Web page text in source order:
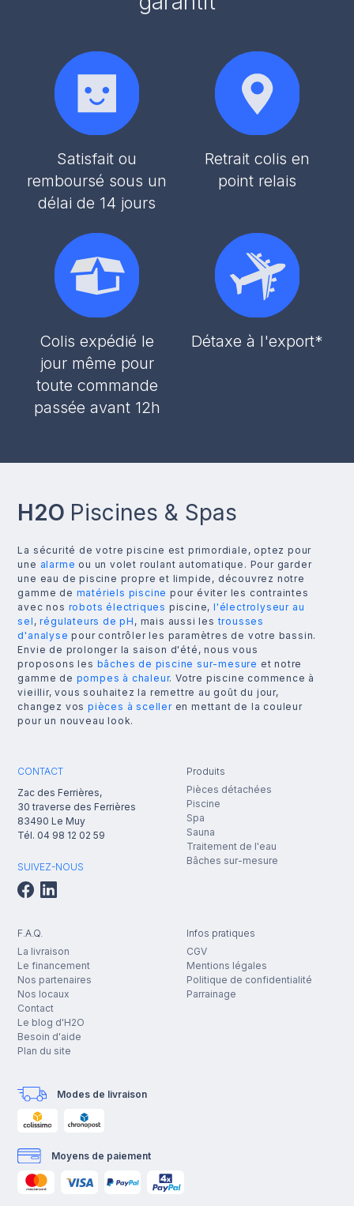
Satisfait ou
remboursé sous un
délai de 14 jours
Retrait colis en
point relais
Colis expédié le
jour même pour
toute commande
passée avant 12h
Détaxe à l'export*
H2O Piscines & Spas
La sécurité de votre piscine est primordiale, optez pour
une alarme ou un volet roulant automatique. Pour garder
une eau de piscine propre et limpide, découvrez notre
gamme de matériels piscine pour éviter les contraintes
avec nos robots électriques piscine, l'électrolyseur au
sel ,régulateurs de pH , mais aussi lestrousses
d'analyse pour contrôler les paramètres de votre bassin.
Envie de prolonger la saison d'été, nous vous
proposons les bâches de piscine sur-mesure et notre
gamme de pompes à chaleur. Votre piscine commence à
vieillir, vous souhaitez la remettre au goût du jour,
changez vos pièces à scelleren mettant de la couleur
pour un nouveau look.
CONTACT
Zac des Ferrières,
30 traverse des Ferrières
83490 Le Muy
Tél. 04 98 12 02 59
SUIVEZ-NOUS
Produits
Pièces détachées
Piscine
Spa
Sauna
Traitement de l'eau
Bâches sur-mesure
F.A.Q.
La livraison
Le financement
Nos partenaires
Nos locaux
Contact
Le blog d'H2O
Besoin d'aide
Plan du site
Infos pratiques
CGV
Mentions légales
Politique de confidentialité
Parrainage
Modes de livraison
Moyens de paiement